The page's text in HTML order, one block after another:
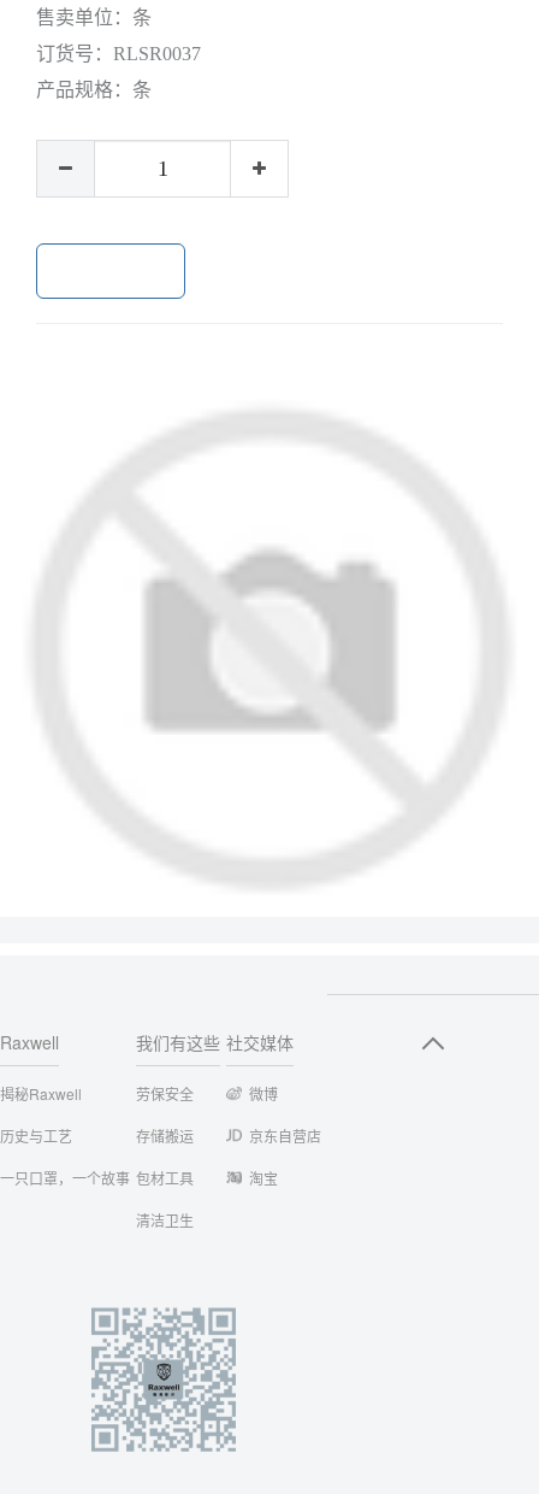
售卖单位： 条
订货号： RLSR0037
产品规格： 条
Raxwell
揭秘Raxwell
历史与工艺
一只口罩，一个故事
我们有这些
劳保安全
存储搬运
包材工具
清洁卫生
社交媒体
微博
京东自营店
淘宝